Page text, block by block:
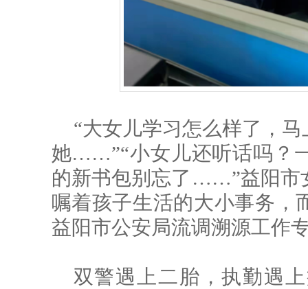
“大女儿学习怎么样了，
她……”“小女儿还听话吗？
的新书包别忘了……”益阳市
嘱着孩子生活的大小事务，
益阳市公安局流调溯源工作
双警遇上二胎，执勤遇